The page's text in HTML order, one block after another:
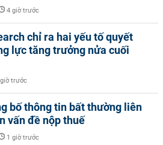
4 giờ trước
chỉ ra hai yếu tố quyết
lực tăng trưởng nửa cuối
trước
bố thông tin bất thường liên
vấn đề nộp thuế
1 giờ trước